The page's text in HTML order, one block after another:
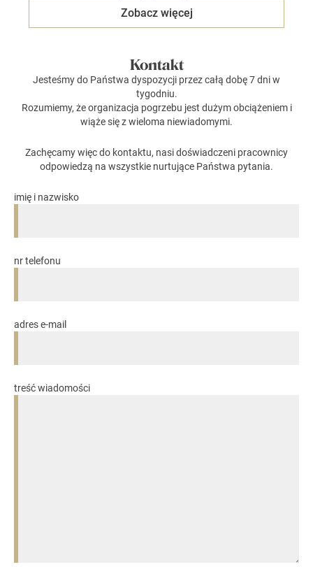
Zobacz więcej
Kontakt
Jesteśmy do Państwa dyspozycji przez całą dobę 7 dni w
tygodniu.
Rozumiemy, że organizacja pogrzebu jest dużym obciążeniem i
wiąże się z wieloma niewiadomymi.
Zachęcamy więc do kontaktu, nasi doświadczeni pracownicy
odpowiedzą na wszystkie nurtujące Państwa pytania.
imię i nazwisko
nr telefonu
adres e-mail
treść wiadomości